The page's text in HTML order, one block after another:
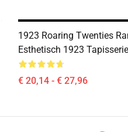
1923 Roaring Twenties
Esthetisch 1923
€ 20,14 - € 27,96